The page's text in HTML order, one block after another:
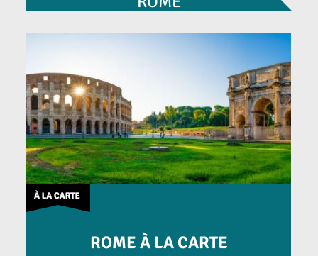
ROME À LA CARTE